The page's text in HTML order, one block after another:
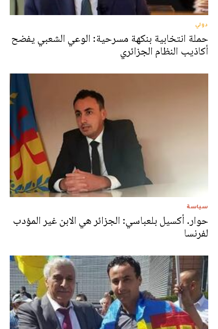
دولي
حملة انتخابية بنكهة مسرحية: الوعي الشعبي يفضح
أكاذيب النظام الجزائري
سياسة
حوار. أكسيل بلعباسي: الجزائر هي الابن غير المؤدب
لفرنسا